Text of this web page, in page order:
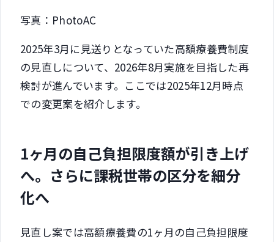
写真：PhotoAC
2025年3月に見送りとなっていた高額療養費制度
の見直しについて、2026年8月実施を目指した再
検討が進んでいます。ここでは2025年12月時点
での変更案を紹介します。
1ヶ月の自己負担限度額が引き上げ
へ。さらに課税世帯の区分を細分
化へ
見直し案では高額療養費の1ヶ月の自己負担限度